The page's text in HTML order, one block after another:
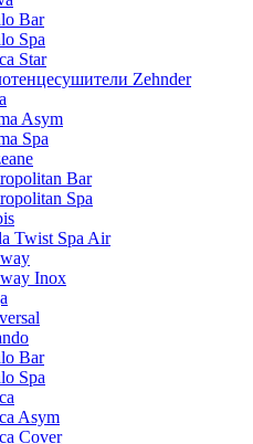
Bar
Spa
Star
Zehnder
Asym
Spa
Bar
Spa
Twist Spa Air
Inox
Bar
Spa
Asym
Cover